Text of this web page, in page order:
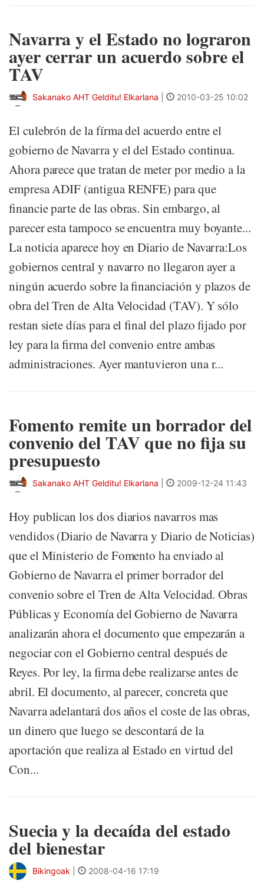
Navarra y el Estado no lograron
ayer cerrar un acuerdo sobre el
TAV
Sakanako AHT Gelditu! Elkarlana 2010-03-25 10:02
El culebrón de la fírma del acuerdo entre el
gobierno de Navarra y el del Estado continua.
Ahora parece que tratan de meter por medio a la
empresa ADIF (antigua RENFE) para que
financie parte de las obras. Sin embargo, al
parecer esta tampoco se encuentra muy boyante...
La noticia aparece hoy en Diario de Navarra:Los
gobiernos central y navarro no llegaron ayer a
ningún acuerdo sobre la financiación y plazos de
obra del Tren de Alta Velocidad (TAV). Y sólo
restan siete días para el final del plazo fijado por
ley para la firma del convenio entre ambas
administraciones. Ayer mantuvieron una r...
Fomento remite un borrador del
convenio del TAV que no fija su
presupuesto
Sakanako AHT Gelditu! Elkarlana 2009-12-24 11:43
Hoy publican los dos diarios navarros mas
vendidos (Diario de Navarra y Diario de Noticias)
que el Ministerio de Fomento ha enviado al
Gobierno de Navarra el primer borrador del
convenio sobre el Tren de Alta Velocidad. Obras
Públicas y Economía del Gobierno de Navarra
analizarán ahora el documento que empezarán a
negociar con el Gobierno central después de
Reyes. Por ley, la firma debe realizarse antes de
abril. El documento, al parecer, concreta que
Navarra adelantará dos años el coste de las obras,
un dinero que luego se descontará de la
aportación que realiza al Estado en virtud del
Con...
Suecia y la decaída del estado
del bienestar
Bikingoak 2008-04-16 17:19